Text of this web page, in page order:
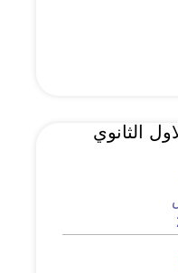
الثانوي